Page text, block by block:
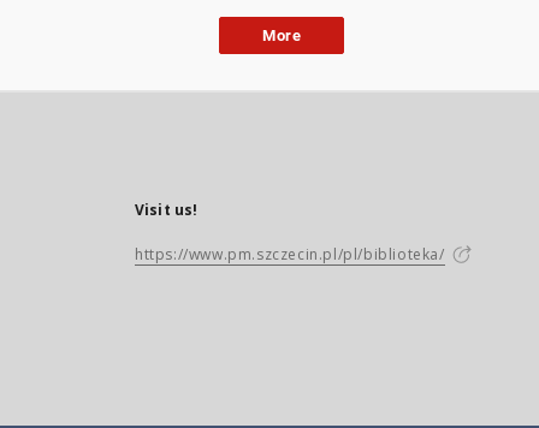
More
Visit us!
https://www.pm.szczecin.pl/pl/biblioteka/